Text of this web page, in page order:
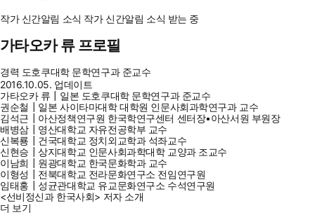
로
이
동
작가 신간알림 소식 작가 신간알림 소식 받는 중
가타오카 류 프로필
경력 도호쿠대학 문학연구과 준교수
2016.10.05. 업데이트
가타오카 류┃일본 도호쿠대학 문학연구과 준교수
권순철┃일본 사이타마대학 대학원 인문사회과학연구과 교수
김석근┃아산정책연구원 한국학연구센터 센터장•아산서원 부원장
배병삼┃영산대학교 자유전공학부 교수
신복룡┃건국대학교 정치외교학과 석좌교수
신현승┃상지대학교 인문사회과학대학 교양과 조교수
이남희┃원광대학교 한국문화학과 교수
이형성┃전북대학교 전라문화연구소 전임연구원
임태홍┃성균관대학교 유교문화연구소 수석연구원
<선비정신과 한국사회> 저자 소개
더 보기